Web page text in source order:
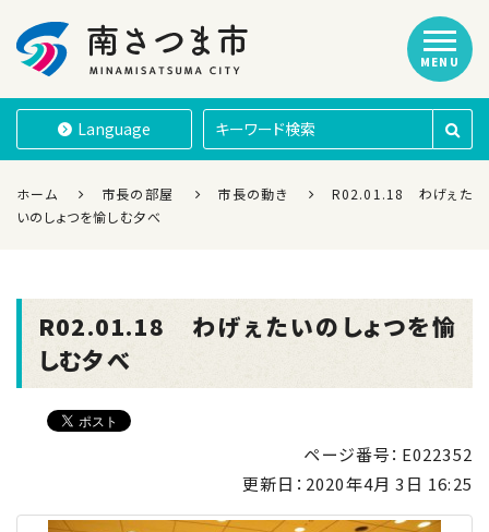
南さつま市
Language
MENU
ホーム 市長の部屋 市長の動き
R02.01.18 わげぇた
いのしょつを愉しむ夕べ
R02.01.18 わげぇたいのしょつを愉
しむ夕べ
ページ番号：E022352
更新日： 2020年4月 3日 16:25